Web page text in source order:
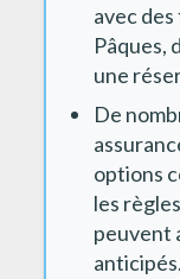
avec
Pâques,
une
De
options
les
peuvent
anticipés.